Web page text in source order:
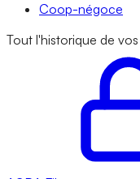
Coop-négoce
Tout l'historique de